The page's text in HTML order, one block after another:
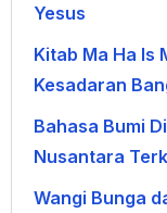
Yesus
Kitab Ma Ha Is
Kesadaran
Bahasa Bumi
Nusantara
Wangi Bunga